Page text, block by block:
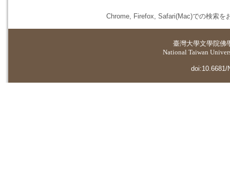
Chrome, Firefox, Safari(Mac)での検索を
臺灣大學文學院佛
National Taiwan
doi:10.6681/